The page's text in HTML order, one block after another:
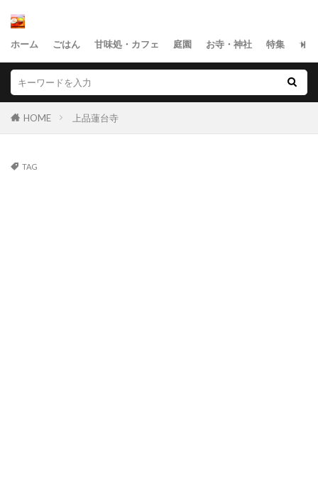
ホーム ごはん 甘味処・カフェ 庭園 お寺・神社 特集 サ
HOME 上品蓮台寺
TAG